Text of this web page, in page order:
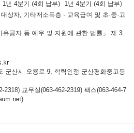
1년 4분기 (4회 납부)
1년 4분기 (4회 납부)
상자, 기타저소득층 - 교육급여 및 초·중·고
공자 등 예우 및 지원에 관한 법률」 제 3
군산시 오룡로 9, 학력인정 군산평화중고등
2318) 교무실(063-462-2319) 팩스(063-464-7